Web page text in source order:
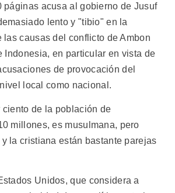
páginas acusa al gobierno de Jusuf
lento y "tibio" en la
las causas del conflicto de Ambon
Indonesia, en particular en vista de
de provocación del
local como nacional.
ciento de la población de
millones, es musulmana, pero
la cristiana están bastante parejas
Unidos, que considera a